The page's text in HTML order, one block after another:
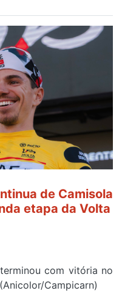
de Camisola
etapa da Volta
com vitória no
Campicarn)